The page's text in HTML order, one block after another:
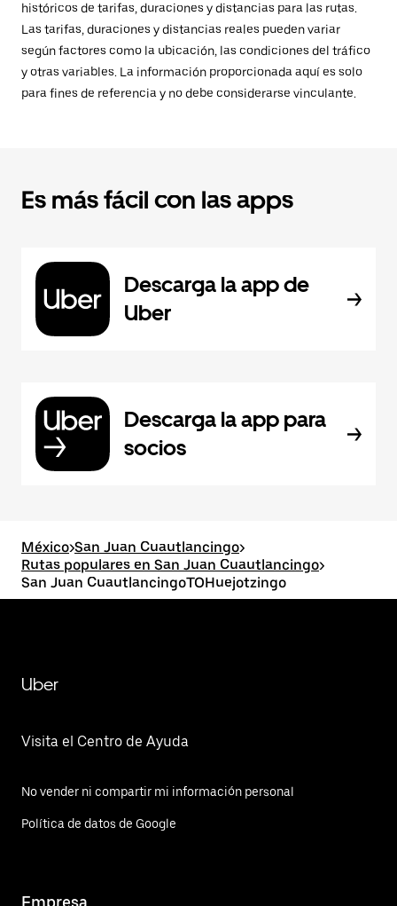
históricos de tarifas, duraciones y distancias para las rutas.
Las tarifas, duraciones y distancias reales pueden variar
según factores como la ubicación, las condiciones del tráfico
y otras variables. La información proporcionada aquí es solo
para fines de referencia y no debe considerarse vinculante.
Es más fácil con las apps
Descarga la app de
Uber
Descarga la app para
socios
México>San Juan Cuautlancingo>
Rutas populares en San Juan Cuautlancingo>
San Juan CuautlancingoTOHuejotzingo
Uber
Visita el Centro de Ayuda
No vender ni compartir mi información personal
Política de datos de Google
Empresa